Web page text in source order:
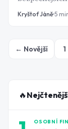
investorů do
milionových
Kryštof Jáně 5
← Novější 1
🔥
OSOBNÍ